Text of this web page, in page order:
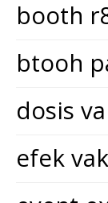
booth
btooh
dosis
efek